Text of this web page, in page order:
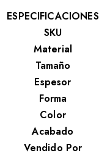
ESPECIFICACIONES
SKU
Material
Tamaño
Espesor
Forma
Color
Acabado
Vendido Por